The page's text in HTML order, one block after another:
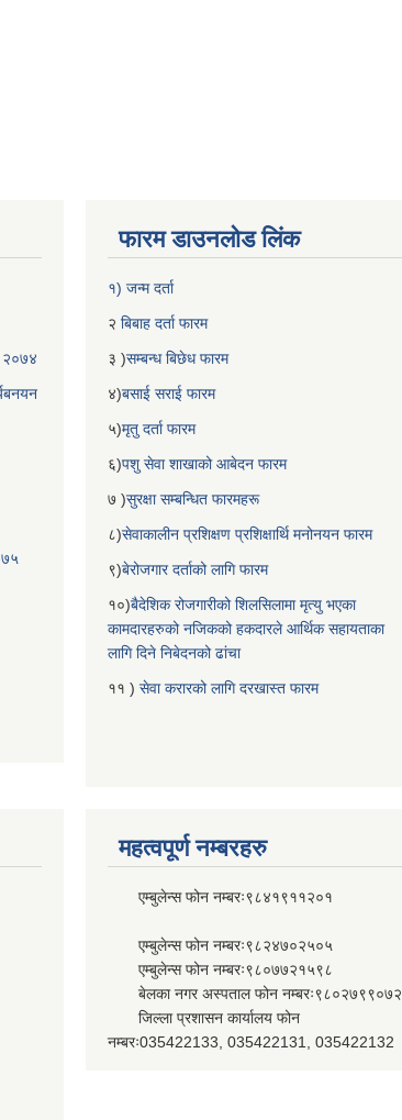
२०७४
फारम डाउनलोड लिंक
१) जन्म दर्ता
२ बिबाह दर्ता फारम
३ )सम्बन्ध बिछेध फारम
४)बसाई सराई फारम
५)मृतु दर्ता फारम
६)पशु सेवा शाखाको आबेदन फारम
७ )सुरक्षा सम्बन्धित फारमहरू
८)सेवाकालीन प्रशिक्षण प्रशिक्षार्थि मनोनयन फारम
९)बेरोजगार दर्ताको लागि फारम
१०)बैदेशिक रोजगारीको शिलसिलामा मृत्यु भएका
कामदारहरुको नजिकको हकदारले आर्थिक सहायताका
लागि दिने निबेदनको ढांचा
११ ) सेवा करारको लागि दरखास्त फारम
महत्वपूर्ण नम्बरहरु
एम्बुलेन्स फोन नम्बरः९८४१९११२०१
एम्बुलेन्स फोन नम्बरः९८२४७०२५०५
एम्बुलेन्स फोन नम्बरः९८०७७२१५९८
बेलका नगर अस्पताल फोन नम्बरः९८०२७९९०७२
जिल्ला प्रशासन कार्यालय फोन
नम्बरः035422133, 035422131, 035422132